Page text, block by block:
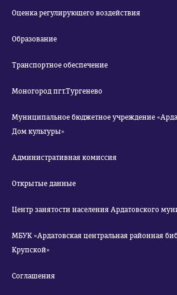
Оценка регулирующего воздействия
Образование
Транспортное обеспечение
Моногород пгт.Тургенево
Муниципальное бюджетное учреждение «Ардатовский районный
Дом культуры»
Административная комиссия
Открытые данные
Центр занятости населения Ардатовского
МБУК «Ардатовская центральная районная
Крупской»
Соглашения